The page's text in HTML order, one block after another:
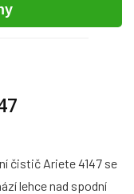
čistič Ariete 4147 se
lehce nad spodní